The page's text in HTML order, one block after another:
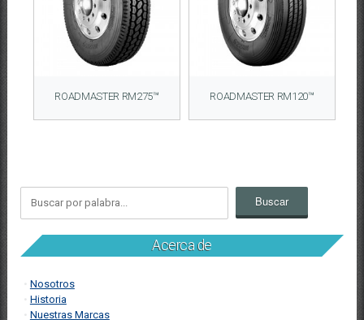
ROADMASTER RM275™ ROADMASTER RM120™
Acerca de
Nosotros
Historia
Nuestras Marcas